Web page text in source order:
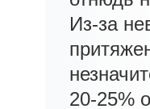
Из-за
20-25%